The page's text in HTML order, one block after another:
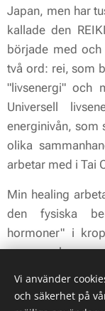
Japan, men har
kallade den
började med
två ord: rei, som
"livsenergi" och
Universell
energinivån, som
olika
arbetar med i Tai
Min healing
den fysiska
hormoner" i
genom
exempelvis
även med
Vi använder
och säkerhet på